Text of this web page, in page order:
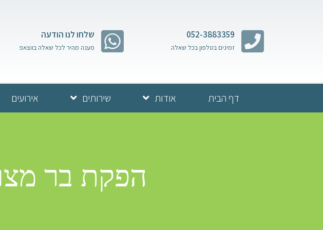
052-3883359
זמינים בטלפון בכל שאלה
שלחו לנו הודעה
מענה מהיר לכל שאלה בווצאפ
דף הבית אודות שירותים אירועים
הפקת בר